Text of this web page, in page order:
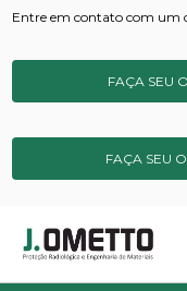
Entre em contato com um
FAÇA SEU
FAÇA SEU